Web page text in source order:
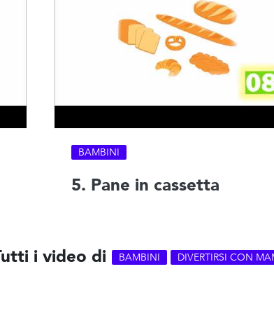
BAMBINI
5. Pane in cassetta
i video di BAMBINI DIVERTIRSI CON